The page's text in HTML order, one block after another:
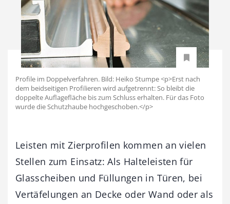
Profile im Doppelverfahren. Bild: Heiko Stumpe <p>Erst nach
dem beidseitigen Profilieren wird aufgetrennt: So bleibt die
doppelte Auflagefläche bis zum Schluss erhalten. Für das Foto
wurde die Schutzhaube hochgeschoben.</p>
Leisten mit Zierprofilen kommen an vielen
Stellen zum Einsatz: Als Halteleisten für
Glasscheiben und Füllungen in Türen, bei
Vertäfelungen an Decke oder Wand oder als